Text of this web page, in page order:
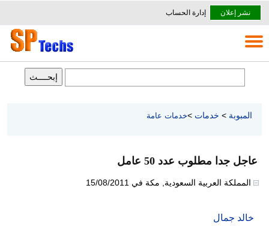
نشر إعلان إدارة الحساب
المبوبة > خدمات >خدمات عامة
عاجل جدا مطلوب عدد 50 عامل
المملكة العربية السعودية مكة في 15/08/2011
خالد جمال